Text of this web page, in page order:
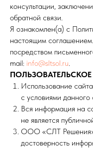
консультации,
обратной связи.
Я ознакомлен(а) с
настоящим
посредством
mail: info@sltsol.ru.
Использование сайта
с условиями данного
Вся информация на
не является
ООО «СЛТ Решения»
достоверность